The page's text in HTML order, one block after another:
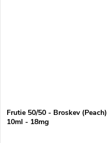
Frutie 50/50 - Broskev (Peach)
10ml - 18mg